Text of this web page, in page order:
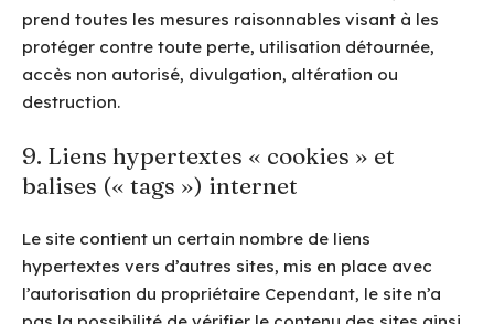
prend toutes les mesures raisonnables visant à les
protéger contre toute perte, utilisation détournée,
accès non autorisé, divulgation, altération ou
destruction.
9. Liens hypertextes « cookies » et
balises (« tags ») internet
Le site contient un certain nombre de liens
hypertextes vers d’autres sites, mis en place avec
l’autorisation du propriétaire Cependant, le site n’a